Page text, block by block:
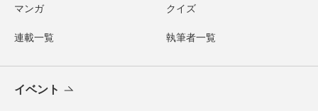
マンガ クイズ
連載一覧 執筆者一覧
イベント